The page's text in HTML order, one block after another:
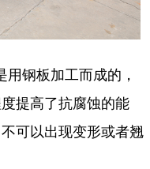
钢板加工而成的，
提高了抗腐蚀的能
可以出现变形或者翘